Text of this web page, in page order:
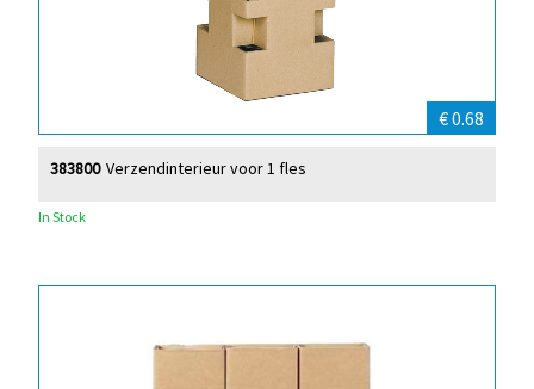
€ 0.68
Verzendinterieur voor 1 fles
383800
In Stock